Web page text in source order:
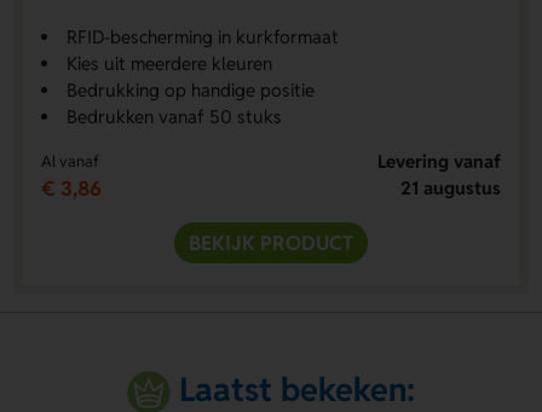
RFID-bescherming in kurkformaat
Kies uit meerdere kleuren
Bedrukking op handige positie
Bedrukken vanaf 50 stuks
Al vanaf
€ 3,86
Levering vanaf
21 augustus
BEKIJK PRODUCT
Laatst bekeken: